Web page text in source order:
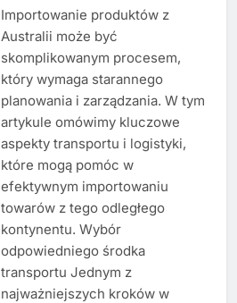
Importowanie produktów z
Australii może być
skomplikowanym procesem,
który wymaga starannego
planowania i zarządzania. W tym
artykule omówimy kluczowe
aspekty transportu i logistyki,
które mogą pomóc w
efektywnym importowaniu
towarów z tego odległego
kontynentu. Wybór
odpowiedniego środka
transportu Jednym z
najważniejszych kroków w